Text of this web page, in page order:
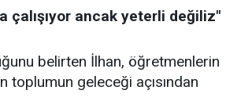
çalışıyor ancak yeterli değiliz"
belirten İlhan, öğretmenlerin
toplumun geleceği açısından